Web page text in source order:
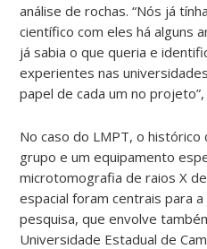
análise de rochas. “Nós já
científico com eles há alguns
já sabia o que queria e
experientes nas
papel de cada um no
No caso do LMPT, o histórico
grupo e um equipamento
microtomografia de raios X
espacial foram centrais para
pesquisa, que envolve
Universidade Estadual de